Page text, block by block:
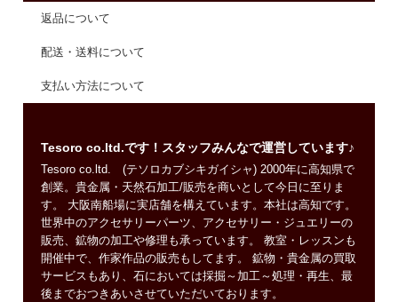
返品について
配送・送料について
支払い方法について
Tesoro co.ltd.です！スタッフみんなで運営しています♪
Tesoro co.ltd. (テソロカブシキガイシャ) 2000年に高知県で
創業。貴金属・天然石加工/販売を商いとして今日に至りま
す。 大阪南船場に実店舗を構えています。本社は高知です。
世界中のアクセサリーパーツ、アクセサリー・ジュエリーの
販売、鉱物の加工や修理も承っています。 教室・レッスンも
開催中で、作家作品の販売もしてます。 鉱物・貴金属の買取
サービスもあり、石においては採掘～加工～処理・再生、最
後までおつきあいさせていただいております。